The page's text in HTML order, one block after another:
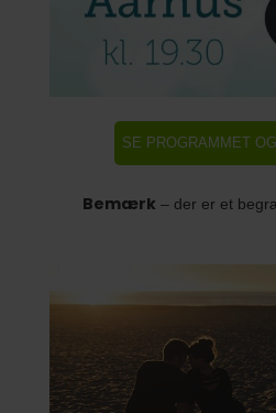
SE PROGRAMMET
Bemærk – der er et